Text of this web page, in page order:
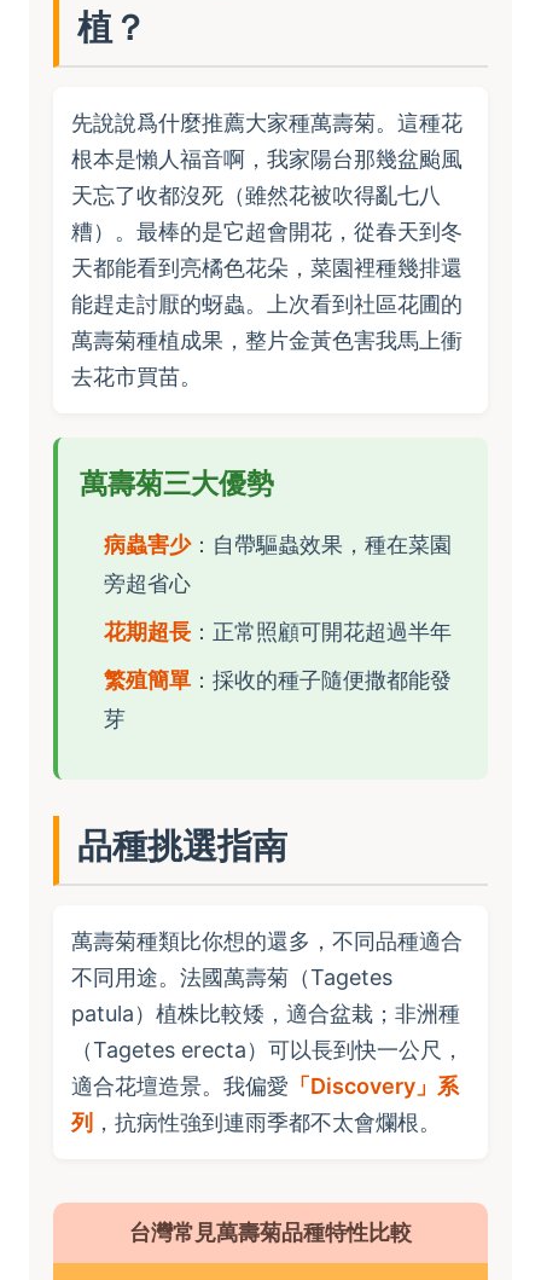
植？
先說說爲什麼推薦大家種萬壽菊。這種花
根本是懶人福音啊，我家陽台那幾盆颱風
天忘了收都沒死（雖然花被吹得亂七八
糟）。最棒的是它超會開花，從春天到冬
天都能看到亮橘色花朵，菜園裡種幾排還
能趕走討厭的蚜蟲。上次看到社區花圃的
萬壽菊種植成果，整片金黃色害我馬上衝
去花市買苗。
萬壽菊三大優勢
病蟲害少：自帶驅蟲效果，種在菜園
旁超省心
花期超長 ：正常照顧可開花超過半年
繁殖簡單 ：採收的種子隨便撒都能發
芽
品種挑選指南
萬壽菊種類比你想的還多，不同品種適合
不同用途。法國萬壽菊（Tagetes
patula）植株比較矮，適合盆栽；非洲種
（Tagetes erecta）可以長到快一公尺，
適合花壇造景。我偏愛 「Discovery」系
列 ，抗病性強到連雨季都不太會爛根。
台灣常見萬壽菊品種特性比較